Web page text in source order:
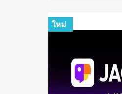
ใหม่